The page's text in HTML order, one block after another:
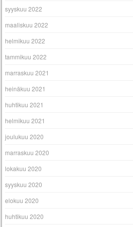
syyskuu 2022
maaliskuu 2022
helmikuu 2022
tammikuu 2022
marraskuu 2021
heinäkuu 2021
huhtikuu 2021
helmikuu 2021
joulukuu 2020
marraskuu 2020
lokakuu 2020
syyskuu 2020
elokuu 2020
huhtikuu 2020